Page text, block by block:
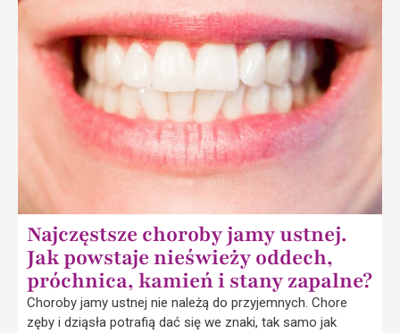
Najczęstsze choroby jamy ustnej.
Jak powstaje nieświeży oddech,
próchnica, kamień i stany zapalne?
Choroby jamy ustnej nie należą do przyjemnych. Chore
zęby i dziąsła potrafią dać się we znaki, tak samo jak